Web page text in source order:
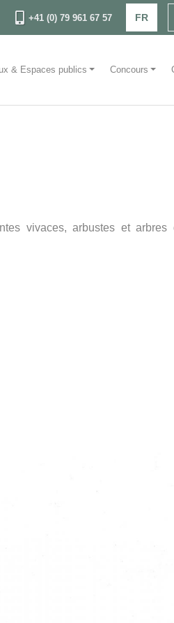
+41 (0) 79 961 67 57 FR
& Espaces publics Concours
vivaces, arbustes et arbres